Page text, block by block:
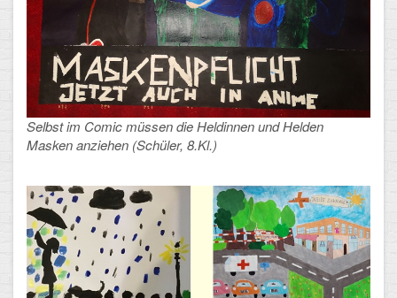
Selbst im Comic müssen die Heldinnen und Helden
Masken anziehen (Schüler, 8.Kl.)